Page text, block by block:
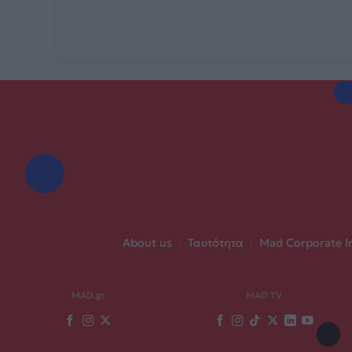
About us Ταυτότητα Mad Corporate
MAD.gr MAD TV